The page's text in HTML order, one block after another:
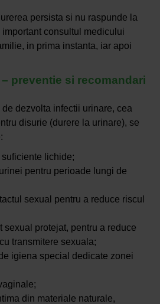
persista si nu raspunde la
consultul medicului
in prima instanta, iar apoi
preventie si recomandari
dezvolta infectii urinare, cea
disurie (durere la urinare), se
lichide;
pentru perioade lungi de
sexual pentru a reduce riscul
sexual protejat, pentru a reduce
transmitere sexuala;
igiena special dedicate zonei
din materiale naturale,